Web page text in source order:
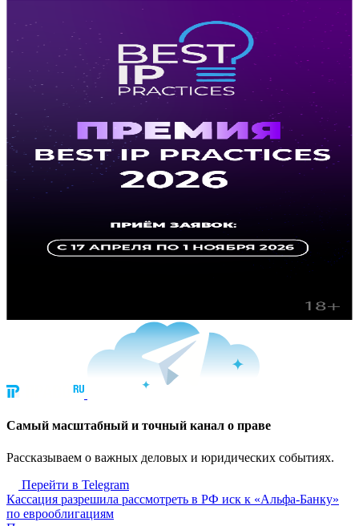
Cамый масштабный и точный канал о праве
Рассказываем о важных деловых и юридических событиях.
Перейти в Telegram
Кассация разрешила рассмотреть в РФ иск к «Альфа-Банку»
по еврооблигациям